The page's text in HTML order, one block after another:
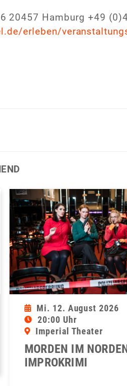
20457 Hamburg +49
erleben/
Mi. 12. August 2026
20:00 Uhr
Imperial Theater
MORDEN IM
IMPROKRIMI